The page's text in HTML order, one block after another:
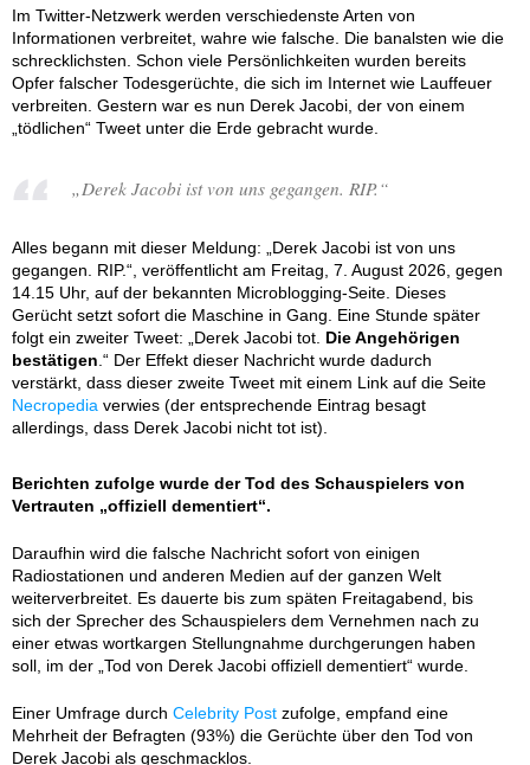
Im Twitter-Netzwerk werden verschiedenste Arten von
Informationen verbreitet, wahre wie falsche. Die banalsten wie die
schrecklichsten. Schon viele Persönlichkeiten wurden bereits
Opfer falscher Todesgerüchte, die sich im Internet wie Lauffeuer
verbreiten. Gestern war es nun Derek Jacobi, der von einem
„tödlichen“ Tweet unter die Erde gebracht wurde.
„Derek Jacobi ist von uns gegangen. RIP.“
Alles begann mit dieser Meldung: „Derek Jacobi ist von uns
gegangen. RIP.“, veröffentlicht am Freitag, 7. August 2026, gegen
14.15 Uhr, auf der bekannten Microblogging-Seite. Dieses
Gerücht setzt sofort die Maschine in Gang. Eine Stunde später
folgt ein zweiter Tweet: „Derek Jacobi tot. Die Angehörigen
bestätigen .“ Der Effekt dieser Nachricht wurde dadurch
verstärkt, dass dieser zweite Tweet mit einem Link auf die Seite
Necropedia verwies (der entsprechende Eintrag besagt
allerdings, dass Derek Jacobi nicht tot ist).
Berichten zufolge wurde der Tod des Schauspielers von
Vertrauten „offiziell dementiert“.
Daraufhin wird die falsche Nachricht sofort von einigen
Radiostationen und anderen Medien auf der ganzen Welt
weiterverbreitet. Es dauerte bis zum späten Freitagabend, bis
sich der Sprecher des Schauspielers dem Vernehmen nach zu
einer etwas wortkargen Stellungnahme durchgerungen haben
soll, im der „Tod von Derek Jacobi offiziell dementiert“ wurde.
Einer Umfrage durch Celebrity Post zufolge, empfand eine
Mehrheit der Befragten (93%) die Gerüchte über den Tod von
Derek Jacobi als geschmacklos.